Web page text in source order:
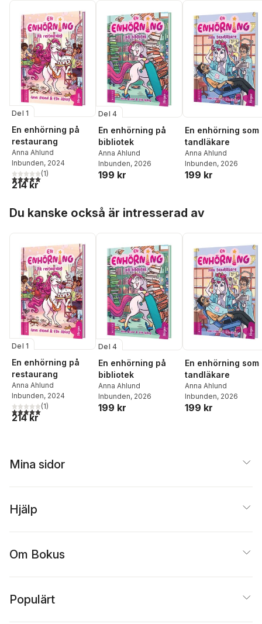
Del 1
En enhörning på
restaurang
Anna Ahlund
Inbunden, 2024
5,0utav 5 stjärnor. Totalt antal röster:
(1)
214 kr
Del 4
En enhörning på
bibliotek
Anna Ahlund
Inbunden, 2026
199 kr
En enhörning som
tandläkare
Anna Ahlund
Inbunden, 2026
199 kr
Du kanske också är intresserad av
Del 1
En enhörning på
restaurang
Anna Ahlund
Inbunden, 2024
5,0utav 5 stjärnor. Totalt antal röster:
(1)
214 kr
Del 4
En enhörning på
bibliotek
Anna Ahlund
Inbunden, 2026
199 kr
En enhörning som
tandläkare
Anna Ahlund
Inbunden, 2026
199 kr
Mina sidor
Hjälp
Om Bokus
Populärt